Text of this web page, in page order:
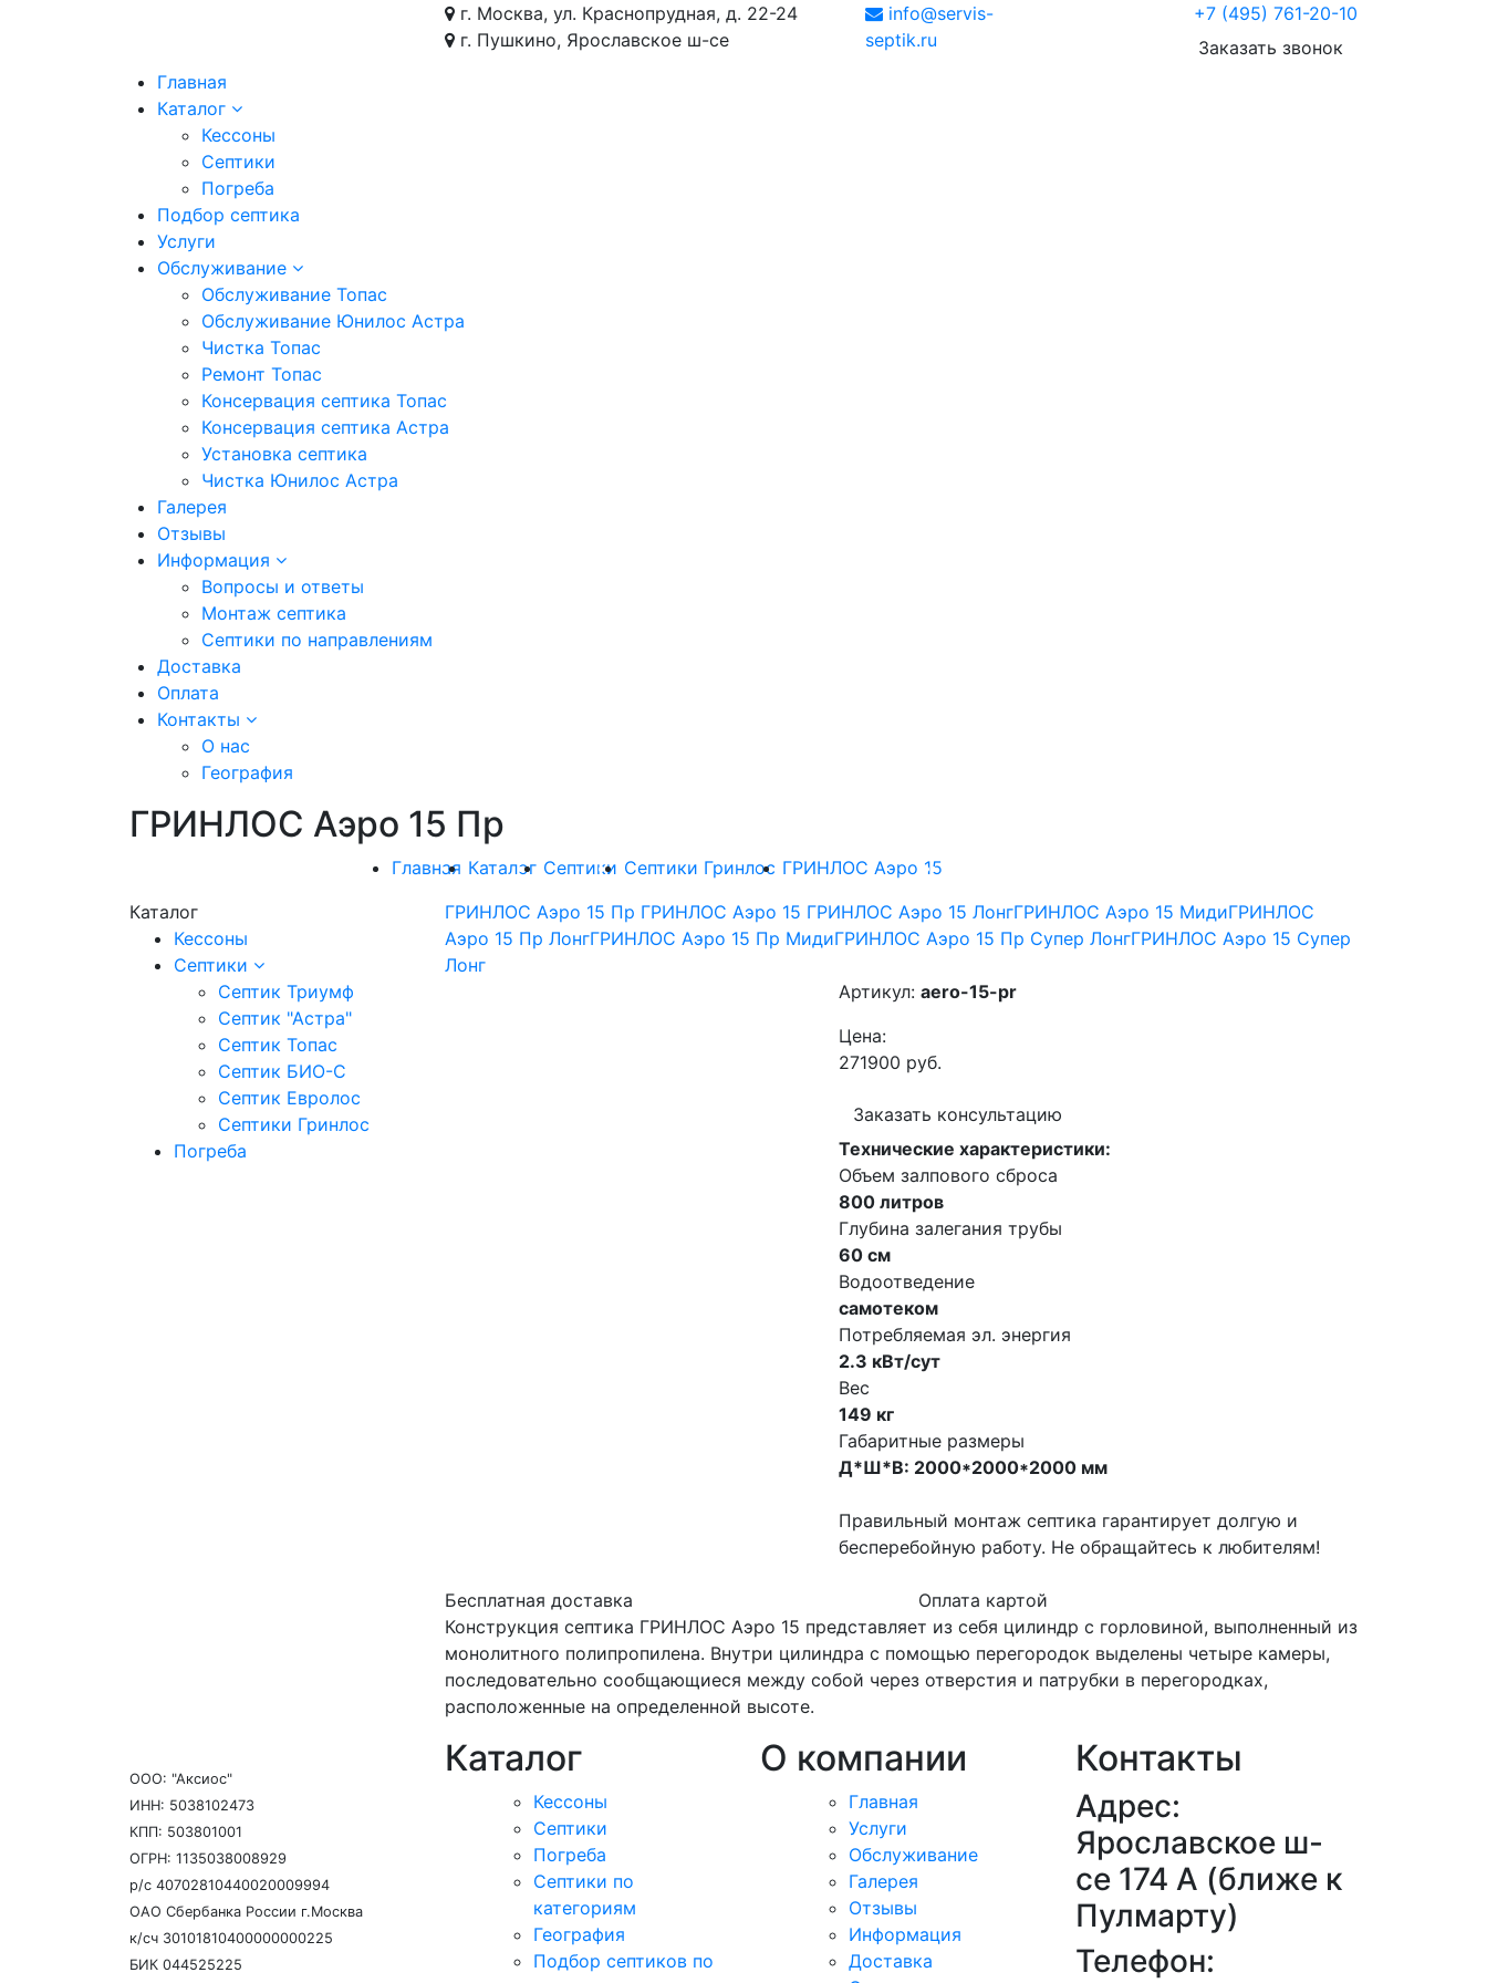
г. Москва, ул. Краснопрудная, д. 22-24
г. Пушкино, Ярославское ш-се
info@servis-
septik.ru
+7 (495) 761-20-10
Заказать звонок
Главная
Каталог
Кессоны
Септики
Погреба
Подбор септика
Услуги
Обслуживание
Обслуживание Топас
Обслуживание Юнилос Астра
Чистка Топас
Ремонт Топас
Консервация септика Топас
Консервация септика Астра
Установка септика
Чистка Юнилос Астра
Галерея
Отзывы
Информация
Вопросы и ответы
Монтаж септика
Септики по направлениям
Доставка
Оплата
Контакты
О нас
География
ГРИНЛОС Аэро 15 Пр
Главная Каталог Септики Септики Гринлос ГРИНЛОС Аэро 15
Каталог
Кессоны
Септики
Септик Триумф
Септик "Астра"
Септик Топас
Септик БИО-С
Септик Евролос
Септики Гринлос
Погреба
ГРИНЛОС Аэро 15 Пр ГРИНЛОС Аэро 15 ГРИНЛОС Аэро 15 ЛонгГРИНЛОС Аэро 15 МидиГРИНЛОС
Аэро 15 Пр ЛонгГРИНЛОС Аэро 15 Пр МидиГРИНЛОС Аэро 15 Пр Супер ЛонгГРИНЛОС Аэро 15 Супер
Лонг
Артикул:aero-15-pr
Цена:
271900 руб.
Заказать консультацию
Технические характеристики:
Объем залпового сброса
800 литров
Глубина залегания трубы
60 см
Водоотведение
самотеком
Потребляемая эл. энергия
2.3 кВт/сут
Вес
149 кг
Габаритные размеры
Д*Ш*В: 2000*2000*2000 мм
Правильный монтаж септика гарантирует долгую и
бесперебойную работу. Не обращайтесь к любителям!
Бесплатная доставка
Оплата картой
Конструкция септика ГРИНЛОС Аэро 15 представляет из себя цилиндр с горловиной, выполненный из
монолитного полипропилена. Внутри цилиндра с помощью перегородок выделены четыре камеры,
последовательно сообщающиеся между собой через отверстия и патрубки в перегородках,
расположенные на определенной высоте.
ООО: "Аксиос"
ИНН: 5038102473
КПП: 503801001
ОГРН: 1135038008929
р/с 40702810440020009994
ОАО Сбербанка России г.Москва
к/сч 30101810400000000225
БИК 044525225
Каталог
Кессоны
Септики
Погреба
Септики по
категориям
География
Подбор септиков по
О компании
Главная
Услуги
Обслуживание
Галерея
Отзывы
Информация
Доставка
Контакты
Адрес:
Ярославское ш-
се 174 А (ближе к
Пулмарту)
Телефон: